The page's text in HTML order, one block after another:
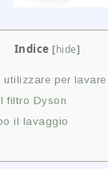
Indice [hide]
per
filtro Dyson
il lavaggio